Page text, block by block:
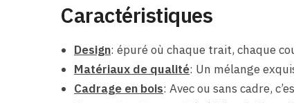
Caractéristiques
Design:épuré où chaque trait, chaque
Matériaux de qualité: Un mélange
Cadrage en bois: Avec ou sans cadre,